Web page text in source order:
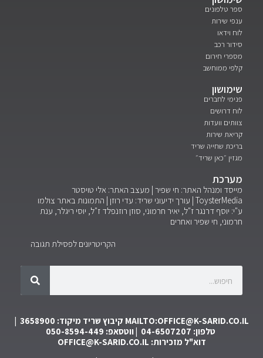
ספר טלפונים
ענפי שירות
לוח וידאו
סידור רכב
מספרי חירום
קלפי ממוחשב
שימושון
פנימי לחברים
לוח דרושים
צוותים וועדות
קריאת שירות
בריכת שחייה שריד
מגזין ״כאן שריד״
מערכת
מייסד ומנהל האתר: חי שפיר | מעצב האתר: אלי טויסטר
ToysterMedia | עורך ידיעוני שריד: עדי רוזן | התמונות באתר צולמו
ע"י: יוסף דרנגר ז"ל, יאיר חרמוני, סוזן רוזנפלד ז"ל, יוסי ריגלר, ענת
חרמוני, חי שפיר ואחרים
הקריטריונים לפסילת תגובה
MAILTO:OFFICE@K-SARID.CO.IL
טלפון: 04-6507207 | ווטסאפ: 050-8594-449
דוא"ל מזכירות: OFFICE@K-SARID.CO.IL